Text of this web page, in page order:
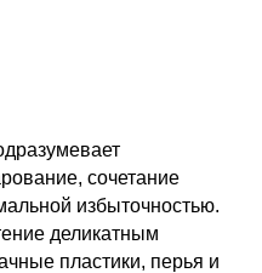
сочетание
избыточностью.
деликатным
пластики, перья и